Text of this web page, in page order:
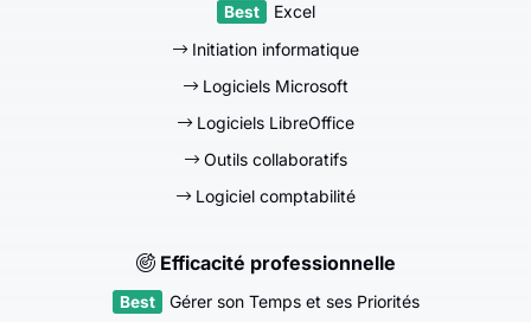
Excel
Initiation informatique
Logiciels Microsoft
Logiciels LibreOffice
Outils collaboratifs
Logiciel comptabilité
Efficacité professionnelle
Gérer son Temps et ses Priorités